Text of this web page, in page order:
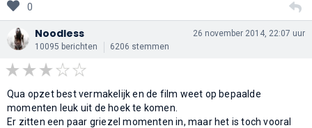
0
Noodless
10095 berichten 6206 stemmen
26 november 2014, 22:07 uur
Qua opzet best vermakelijk en de film weet op bepaalde
momenten leuk uit de hoek te komen.
Er zitten een paar griezel momenten in, maar het is toch vooral